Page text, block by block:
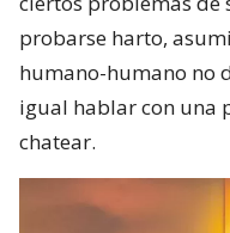
probarse harto,
humano-humano no
igual hablar con una
chatear.